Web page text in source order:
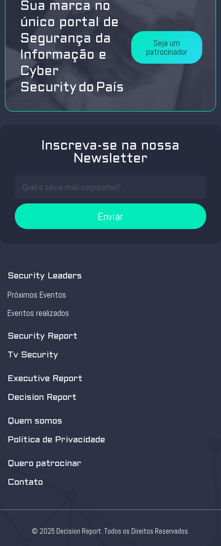
Sua marca no
único portal de
Segurança da
Informação e
Cyber
Security do País
Seja um
patrocinador
Inscreva-se na nossa
Newsletter
Enviar
Security Leaders
Próximos Eventos
Eventos realizados
Security Report
Tv Security
Executive Report
Decision Report
Quem somos
Política de Privacidade
Quero patrocinar
Contato
© 2025 Decision Report. Todos os Direitos Reservados.